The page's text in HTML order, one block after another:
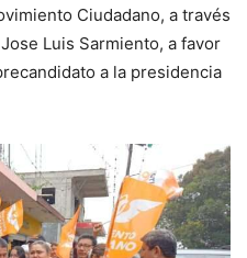
Ciudadano, a través
Luis Sarmiento, a favor
a la presidencia